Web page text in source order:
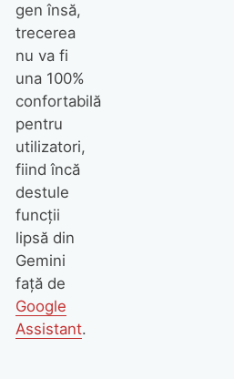
gen însă,
trecerea
nu va fi
una 100%
confortabilă
pentru
utilizatori,
fiind încă
destule
funcții
lipsă din
Gemini
față de
Google
Assistant.